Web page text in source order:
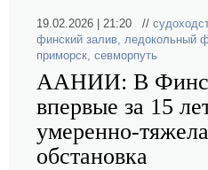
19.02.2026 | 21:20 //
финский залив, ледокольный
приморск, севморпуть
ААНИИ: В
впервые за 15
умеренно-
обстановка